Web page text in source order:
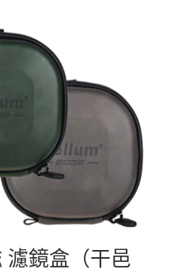
濾鏡盒（干邑